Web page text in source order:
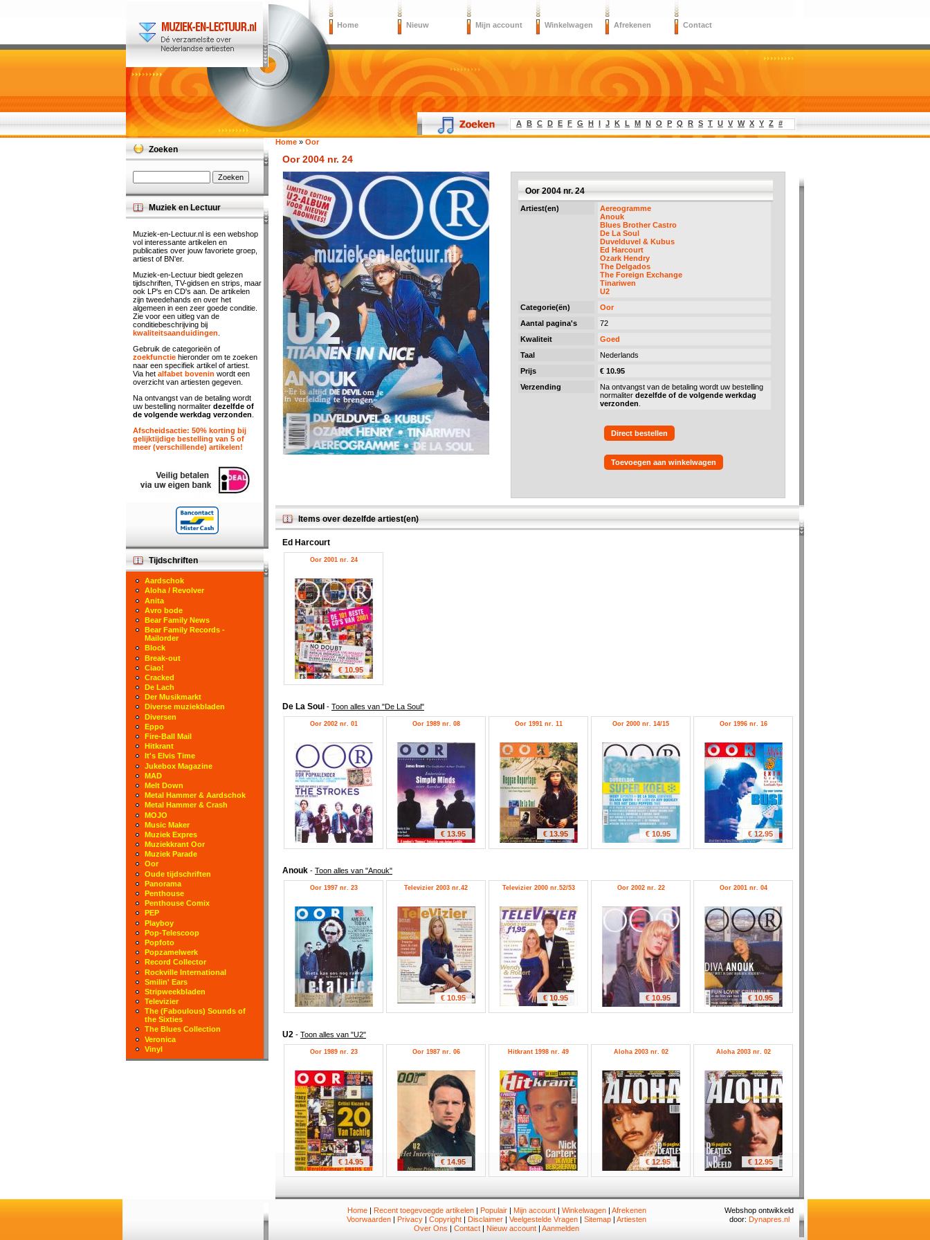
Home Nieuw Mijn account Winkelwagen Afrekenen Contact
A B C D E F G H I J K L M N O P Q R S T U V W X Y Z #
Home » Oor
Oor 2004 nr. 24
Oor 2004 nr. 24
Artiest(en)
Aereogramme
Anouk
Blues Brother Castro
De La Soul
Duvelduvel & Kubus
Ed Harcourt
Ozark Hendry
The Delgados
The Foreign Exchange
Tinariwen
U2
Categorie(ën)
Oor
Aantal pagina's
72
Kwaliteit
Goed
Taal
Nederlands
Prijs
€ 10.95
Verzending
Na ontvangst van de betaling wordt uw bestelling
normaliter dezelfde of de volgende werkdag
verzonden
Direct bestellen
Toevoegen aan winkelwagen
Items over dezelfde artiest(en)
Ed Harcourt
Oor 2001 nr. 24
€ 10.95
De La Soul - Toon alles van "De La Soul"
Oor 2002 nr. 01 Oor 1989 nr. 08
€ 13.95
Oor 1991 nr. 11
€ 13.95
Oor 2000 nr. 14/15
€ 10.95
Oor 1996 nr. 16
€ 12.95
Anouk - Toon alles van "Anouk"
Oor 1997 nr. 23 Televizier 2003 nr.42
€ 10.95
Televizier 2000 nr.52/53
€ 10.95
Oor 2002 nr. 22
€ 10.95
Oor 2001 nr. 04
€ 10.95
U2 - Toon alles van "U2"
Oor 1989 nr. 23
€ 14.95
Oor 1987 nr. 06
€ 14.95
Hitkrant 1998 nr. 49 Aloha 2003 nr. 02
€ 12.95
Aloha 2003 nr. 02
€ 12.95
Zoeken
Muziek en Lectuur
Muziek-en-Lectuur.nl is een webshop
vol interessante artikelen en
publicaties over jouw favoriete groep,
artiest of BN'er.
Muziek-en-Lectuur biedt gelezen
tijdschriften, TV-gidsen en strips, maar
ook LP's en CD's aan. De artikelen
zijn tweedehands en over het
algemeen in een zeer goede conditie.
Zie voor een uitleg van de
conditiebeschrijving bij
kwaliteitsaanduidingen
Gebruik de categorieën of
zoekfunctie hieronder om te zoeken
naar een specifiek artikel of artiest.
Via het alfabet bovenin wordt een
overzicht van artiesten gegeven.
Na ontvangst van de betaling wordt
uw bestelling normaliter dezelfde of
de volgende werkdag verzonden
Afscheidsactie: 50% korting bij
gelijktijdige bestelling van 5 of
meer (verschillende) artikelen!
Tijdschriften
Aardschok
Aloha / Revolver
Anita
Avro bode
Bear Family News
Bear Family Records -
Mailorder
Block
Break-out
Ciao!
Cracked
De Lach
Der Musikmarkt
Diverse muziekbladen
Diversen
Eppo
Fire-Ball Mail
Hitkrant
It's Elvis Time
Jukebox Magazine
MAD
Melt Down
Metal Hammer & Aardschok
Metal Hammer & Crash
MOJO
Music Maker
Muziek Expres
Muziekkrant Oor
Muziek Parade
Oor
Oude tijdschriften
Panorama
Penthouse
Penthouse Comix
PEP
Playboy
Pop-Telescoop
Popfoto
Popzamelwerk
Record Collector
Rockville International
Smilin' Ears
Stripweekbladen
Televizier
The (Faboulous) Sounds of
the Sixties
The Blues Collection
Veronica
Vinyl
Webshop ontwikkeld
door: Dynapres.nl
Home| Recent toegevoegde artikelen| Populair| Mijn account| Winkelwagen| Afrekenen
Voorwaarden | Privacy | Copyright | Disclaimer | Veelgestelde Vragen | Sitemap | Artiesten
Over Ons | Contact | Nieuw account | Aanmelden